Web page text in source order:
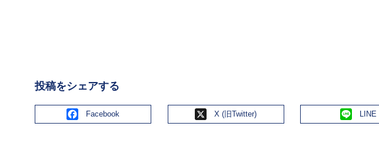
投稿をシェアする
Facebook X Line